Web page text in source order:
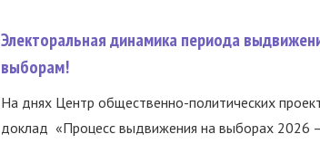
Электоральная динамика периода
выборам!
На днях Центр общественно-политических
доклад «Процесс выдвижения на выборах 2026